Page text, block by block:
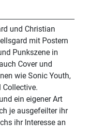
und Christian
mit Postern
Punkszene in
Cover und
wie Sonic Youth,
Collective.
ein eigener Art
je ausgefeilter ihr
ihr Interesse an